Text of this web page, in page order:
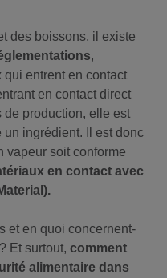
des boissons, il existe
,
entrent en contact
en contact direct
production, elle est
ingrédient. Il est donc
vapeur soit conforme
en contact avec
et en quoi concernent-
Et surtout, comment
alimentaire dans